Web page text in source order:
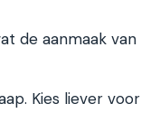
de aanmaak van
Kies liever voor